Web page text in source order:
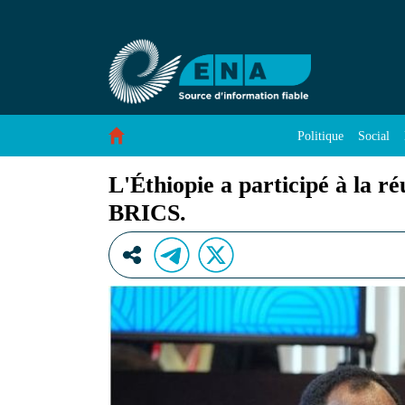
L&#39;Éthiopie a participé à la réunion des
Politique Social
L'Éthiopie a participé à la
BRICS.